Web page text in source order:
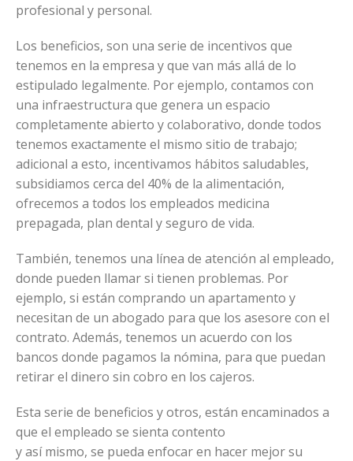
profesional y personal.
Los beneficios, son una serie de incentivos que
tenemos en la empresa y que van más allá de lo
estipulado legalmente. Por ejemplo, contamos con
una infraestructura que genera un espacio
completamente abierto y colaborativo, donde todos
tenemos exactamente el mismo sitio de trabajo;
adicional a esto, incentivamos hábitos saludables,
subsidiamos cerca del 40% de la alimentación,
ofrecemos a todos los empleados medicina
prepagada, plan dental y seguro de vida.
También, tenemos una línea de atención al empleado,
donde pueden llamar si tienen problemas. Por
ejemplo, si están comprando un apartamento y
necesitan de un abogado para que los asesore con el
contrato. Además, tenemos un acuerdo con los
bancos donde pagamos la nómina, para que puedan
retirar el dinero sin cobro en los cajeros.
Esta serie de beneficios y otros, están encaminados a
que el empleado se sienta contento
y así mismo, se pueda enfocar en hacer mejor su